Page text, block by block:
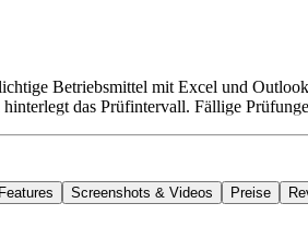
Betriebsmittel mit Excel und
hinterlegt das Prüfintervall. Fällige
Screenshots & Videos Preise